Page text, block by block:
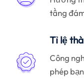
tầng
Tỉ lệ
Công
phép